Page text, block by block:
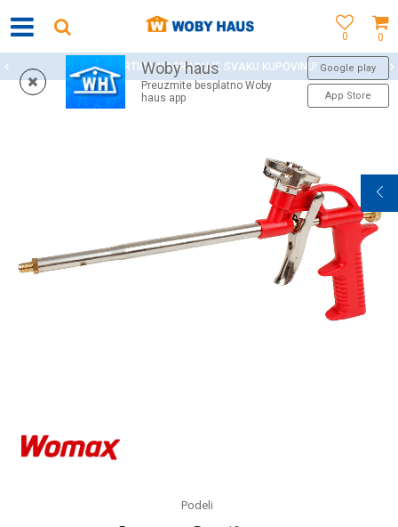
0
0
Woby haus
Preuzmite besplatno Woby
haus app
Google play
App Store
WOBY KARTICA NAGRAĐUJE SVAKU KUPOVINU!
Podeli